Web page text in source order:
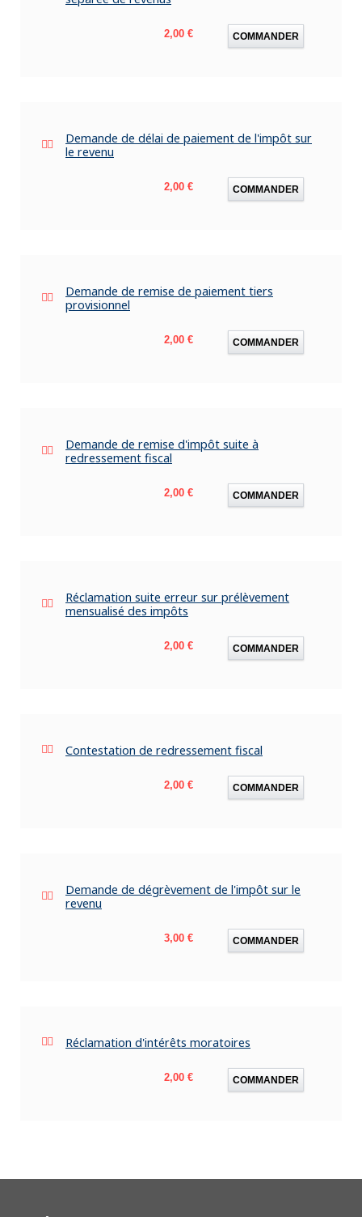
Prix
2,00 € COMMANDER
Demande de délai de paiement de l'impôt sur
le revenu
Prix
2,00 € COMMANDER
Demande de remise de paiement tiers
provisionnel
Prix
2,00 € COMMANDER
Demande de remise d'impôt suite à
redressement fiscal
Prix
2,00 € COMMANDER
Réclamation suite erreur sur prélèvement
mensualisé des impôts
Prix
2,00 € COMMANDER
Contestation de redressement fiscal
Prix
2,00 € COMMANDER
Demande de dégrèvement de l'impôt sur le
revenu
Prix
3,00 € COMMANDER
Réclamation d'intérêts moratoires
Prix
2,00 € COMMANDER